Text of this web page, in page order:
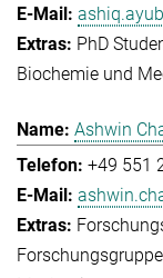
PhD
Biochemie und
Ashwin
+49 551